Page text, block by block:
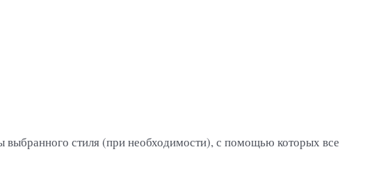
выбранного стиля (при необходимости), с помощью которых все